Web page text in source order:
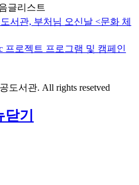
글리스트
서관, 부처님 오신날 <문화 체
프로젝트 프로그램 및 캠페인
도서관. All rights resetved